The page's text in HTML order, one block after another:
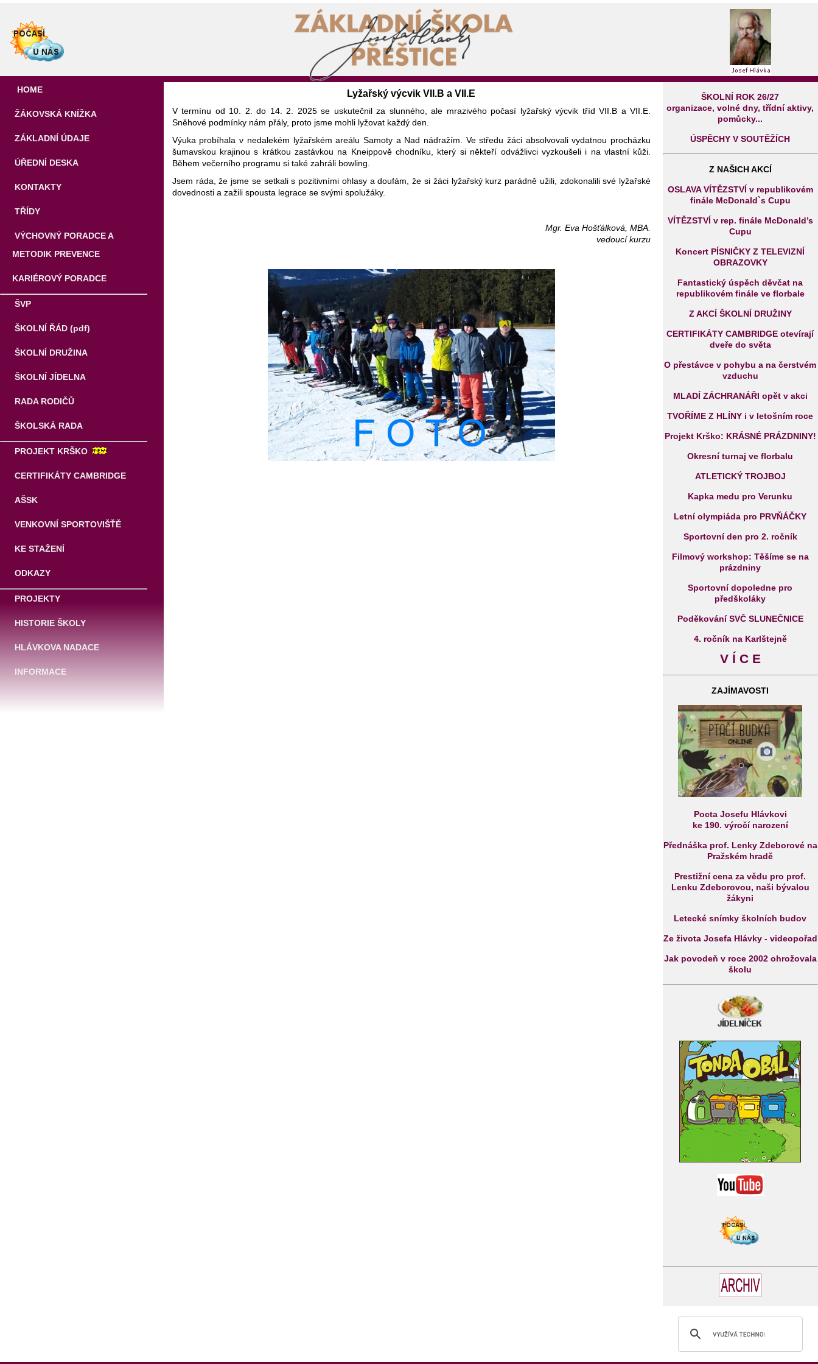
HOME
ŽÁKOVSKÁ KNÍŽKA
ZÁKLADNÍ ÚDAJE
ÚŘEDNÍ DESKA
KONTAKTY
TŘÍDY
VÝCHOVNÝ PORADCE A
METODIK PREVENCE
KARIÉROVÝ PORADCE
ŠVP
ŠKOLNÍ ŘÁD (pdf)
ŠKOLNÍ DRUŽINA
ŠKOLNÍ JÍDELNA
RADA RODIČŮ
ŠKOLSKÁ RADA
PROJEKT KRŠKO
CERTIFIKÁTY CAMBRIDGE
AŠSK
VENKOVNÍ SPORTOVIŠŤĚ
KE STAŽENÍ
ODKAZY
PROJEKTY
HISTORIE ŠKOLY
HLÁVKOVA NADACE
INFORMACE
Lyžařský výcvik VII.B a VII.E
V termínu od 10. 2. do 14. 2. 2025 se uskutečnil za slunného, ale mrazivého počasí lyžařský výcvik tříd VII.B a VII.E.
Sněhové podmínky nám přály, proto jsme mohli lyžovat každý den.
Výuka probíhala v nedalekém lyžařském areálu Samoty a Nad nádražím. Ve středu žáci absolvovali vydatnou procházku
šumavskou krajinou s krátkou zastávkou na Kneippově chodníku, který si někteří odvážlivci vyzkoušeli i na vlastní kůži.
Během večerního programu si také zahráli bowling.
Jsem ráda, že jsme se setkali s pozitivními ohlasy a doufám, že si žáci lyžařský kurz parádně užili, zdokonalili své lyžařské
dovednosti a zažili spousta legrace se svými spolužáky.
Mgr. Eva Hošťálková, MBA.
vedoucí kurzu
ŠKOLNÍ ROK 26/27
organizace, volné dny, třídní aktivy,
pomůcky...
ÚSPĚCHY V SOUTĚŽÍCH
Z NAŠICH AKCÍ
OSLAVA VÍTĚZSTVÍ v republikovém
finále McDonald`s Cupu
VÍTĚZSTVÍ v rep. finále McDonald’s
Cupu
Koncert PÍSNIČKY Z TELEVIZNÍ
OBRAZOVKY
Fantastický úspěch děvčat na
republikovém finále ve florbale
Z AKCÍ ŠKOLNÍ DRUŽINY
CERTIFIKÁTY CAMBRIDGE otevírají
dveře do světa
O přestávce v pohybu a na čerstvém
vzduchu
MLADÍ ZÁCHRANÁŘI opět v akci
TVOŘÍME Z HLÍNY i v letošním roce
Projekt Krško: KRÁSNÉ PRÁZDNINY!
Okresní turnaj ve florbalu
ATLETICKÝ TROJBOJ
Kapka medu pro Verunku
Letní olympiáda pro PRVŇÁČKY
Sportovní den pro 2. ročník
Filmový workshop: Těšíme se na
prázdniny
Sportovní dopoledne pro
předškoláky
Poděkování SVČ SLUNEČNICE
4. ročník na Karlštejně
V Í C E
ZAJÍMAVOSTI
Pocta Josefu Hlávkovi
ke 190. výročí narození
Přednáška prof. Lenky Zdeborové na
Pražském hradě
Prestižní cena za vědu pro prof.
Lenku Zdeborovou, naši bývalou
žákyni
Letecké snímky školních budov
Ze života Josefa Hlávky - videopořad
Jak povodeň v roce 2002 ohrožovala
školu